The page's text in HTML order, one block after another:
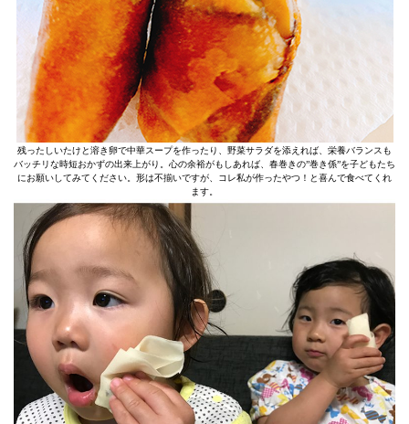
残ったしいたけと溶き卵で中華スープを作ったり、野菜サラダを添えれば、栄養バランスも
バッチリな時短おかずの出来上がり。心の余裕がもしあれば、春巻きの”巻き係”を子どもたち
にお願いしてみてください。形は不揃いですが、コレ私が作ったやつ！と喜んで食べてくれ
ます。